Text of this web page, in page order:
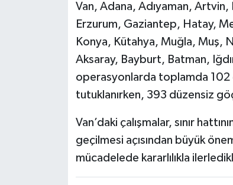
Van, Adana, Adıyaman,
Erzurum, Gaziantep, Hatay,
Konya, Kütahya, Muğla, Muş,
Aksaray, Bayburt, Batman,
operasyonlarda toplamda 102
tutuklanırken, 393 düzensiz
Van’daki çalışmalar, sınır
geçilmesi açısından büyük
mücadelede kararlılıkla